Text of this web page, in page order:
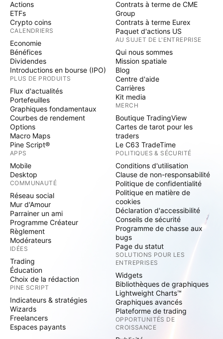
Actions
ETFs
Crypto coins
CALENDRIERS
Economie
Bénéfices
Dividendes
Introductions en bourse (IPO)
PLUS DE PRODUITS
Flux d'actualités
Portefeuilles
Graphiques fondamentaux
Courbes de rendement
Options
Macro Maps
Pine Script®
APPS
Mobile
Desktop
COMMUNAUTÉ
Réseau social
Mur d'Amour
Parrainer un ami
Programme Créateur
Règlement
Modérateurs
IDÉES
Trading
Éducation
Choix de la rédaction
PINE SCRIPT
Indicateurs & stratégies
Wizards
Freelancers
Espaces payants
Contrats à terme de CME
Group
Contrats à terme Eurex
Paquet d'actions US
AU SUJET DE L'ENTREPRISE
Qui nous sommes
Mission spatiale
Blog
Centre d'aide
Carrières
Kit media
MERCH
Boutique TradingView
Cartes de tarot pour les
traders
Le C63 TradeTime
POLITIQUES & SÉCURITÉ
Conditions d'utilisation
Clause de non-responsabilité
Politique de confidentialité
Politique en matière de
cookies
Déclaration d'accessibilité
Conseils de sécurité
Programme de chasse aux
bugs
Page du statut
SOLUTIONS POUR LES
ENTREPRISES
Widgets
Bibliothèques de graphiques
Lightweight Charts™
Graphiques avancés
Plateforme de trading
OPPORTUNITÉS DE
CROISSANCE